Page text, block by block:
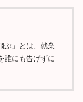
ぶ」とは、就業
誰にも告げずに